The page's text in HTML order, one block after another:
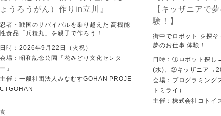
ょうろうがん）作りin立川』
忍者・戦国のサバイバルを乗り越えた 高機能
性食品「兵糧丸」を親子で作ろう！
日時：2026年9月22日（火祝）
会場：昭和記念公園「花みどり文化センタ
ー」
主催：一般社団法人みなむすGOHAN PROJE
CTGOHAN
食
【キッザニアで
験！】
街中でロボット:を探
夢のお仕事:体験！
日時：①ロボット探
(水)、②キッザニア
会場：プログラミン
トミライ）
主催：株式会社コトイ